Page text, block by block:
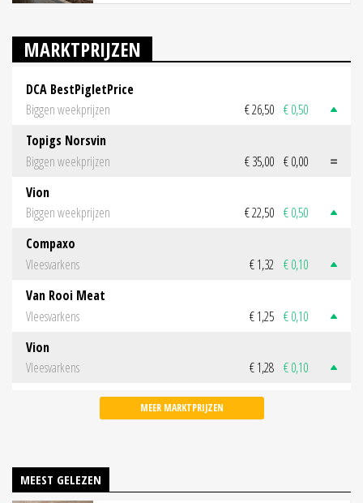
MARKTPRIJZEN
DCA BestPigletPrice
Biggen weekprijzen
€ 26,50 € 0,50
Topigs Norsvin
Biggen weekprijzen
€ 35,00 € 0,00
Vion
Biggen weekprijzen
€ 22,50 € 0,50
Compaxo
Vleesvarkens
€ 1,32 € 0,10
Van Rooi Meat
Vleesvarkens
€ 1,25 € 0,10
Vion
Vleesvarkens
€ 1,28 € 0,10
MEER MARKTPRIJZEN
MEEST GELEZEN